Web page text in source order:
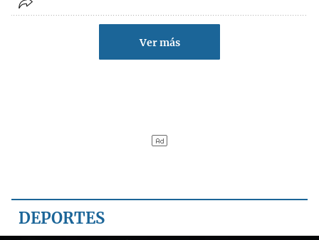
Ver más
DEPORTES